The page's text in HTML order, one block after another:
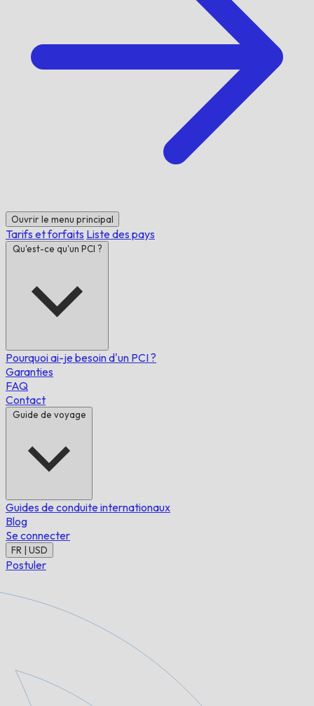
Ouvrir le menu principal
Tarifs et forfaits Liste des pays
Qu'est-ce qu'un PCI ?
Pourquoi ai-je besoin d'un PCI ?
Garanties
FAQ
Contact
Guide de voyage
Guides de conduite internationaux
Blog
Se connecter
FR | USD
Postuler